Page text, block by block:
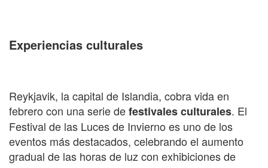
Experiencias culturales
Reykjavik, la capital de Islandia, cobra vida en
febrero con una serie defestivales culturales. El
Festival de las Luces de Invierno es uno de los
eventos más destacados, celebrando el aumento
gradual de las horas de luz con exhibiciones de